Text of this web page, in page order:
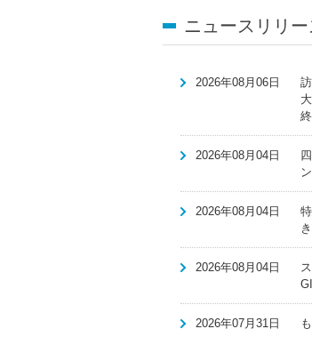
ニュースリリー
2026年08月06日
2026年08月04日
2026年08月04日
2026年08月04日
2026年07月31日